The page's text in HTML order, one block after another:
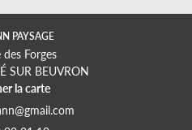
PAYSAGE
des Forges
SUR BEUVRON
la carte